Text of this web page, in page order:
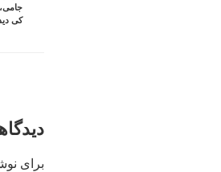
جامی
کی
برای